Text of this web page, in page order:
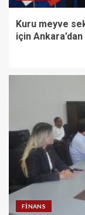
Kuru meyve
için
FINANS